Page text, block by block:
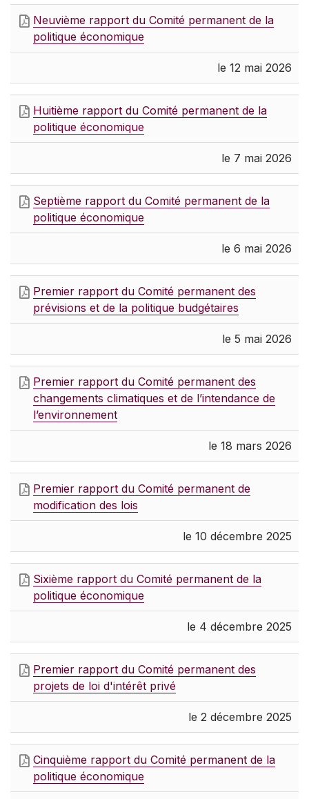
Neuvième rapport du Comité permanent de la
politique économique
le 12 mai 2026
Huitième rapport du Comité permanent de la
politique économique
le 7 mai 2026
Septième rapport du Comité permanent de la
politique économique
le 6 mai 2026
Premier rapport du Comité permanent des
prévisions et de la politique budgétaires
le 5 mai 2026
Premier rapport du Comité permanent des
changements climatiques et de l’intendance de
l’environnement
le 18 mars 2026
Premier rapport du Comité permanent de
modification des lois
le 10 décembre 2025
Sixième rapport du Comité permanent de la
politique économique
le 4 décembre 2025
Premier rapport du Comité permanent des
projets de loi d'intérêt privé
le 2 décembre 2025
Cinquième rapport du Comité permanent de la
politique économique